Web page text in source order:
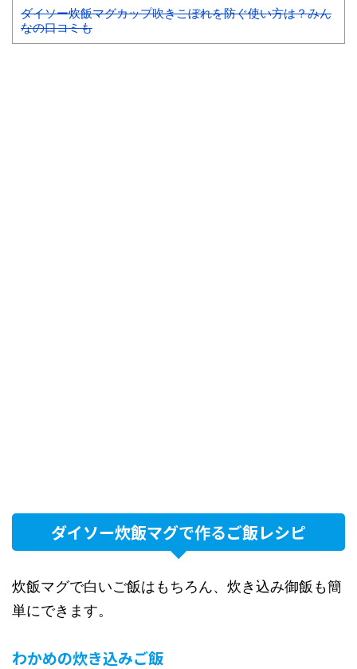
ダイソー炊飯マグカップ吹きこぼれを防ぐ使い方は？みん
なの口コミも
ダイソー炊飯マグで作るご飯レシピ
炊飯マグで白いご飯はもちろん、炊き込み御飯も簡
単にできます。
わかめの炊き込みご飯